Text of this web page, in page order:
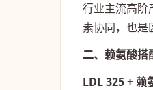
行业主流高阶
素协同，也是
二、赖氨酸搭
LDL 325 + 赖